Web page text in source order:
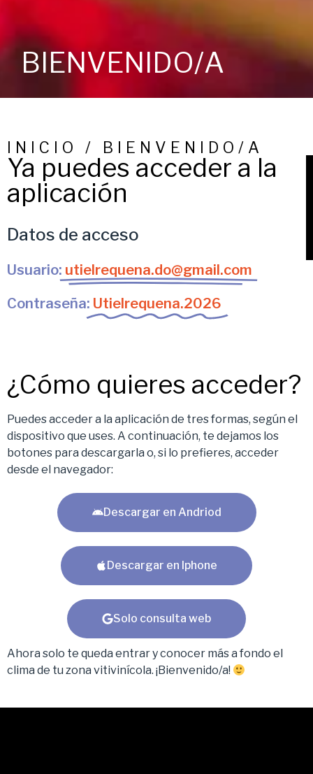
BIENVENIDO/A
INICIO / BIENVENIDO/A
Ya puedes acceder a la
aplicación
Datos de acceso
Usuario: utielrequena.do@gmail.com
Contraseña: Utielrequena.2026
¿Cómo quieres acceder?
Puedes acceder a la aplicación de tres formas, según el
dispositivo que uses. A continuación, te dejamos los
botones para descargarla o, si lo prefieres, acceder
desde el navegador:
Descargar en Andriod
Descargar en Iphone
Solo consulta web
Ahora solo te queda entrar y conocer más a fondo el
clima de tu zona vitivinícola. ¡Bienvenido/a!